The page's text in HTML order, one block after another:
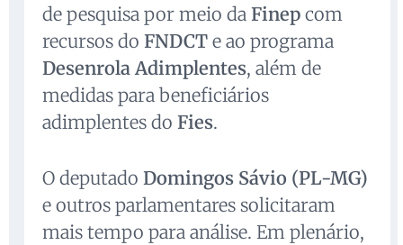
de pesquisa por meio da Finep com
recursos do FNDCT e ao programa
Desenrola Adimplentes, além de
medidas para beneficiários
adimplentes do Fies.
O deputado Domingos Sávio (PL-MG)
e outros parlamentares solicitaram
mais tempo para análise. Em plenário,